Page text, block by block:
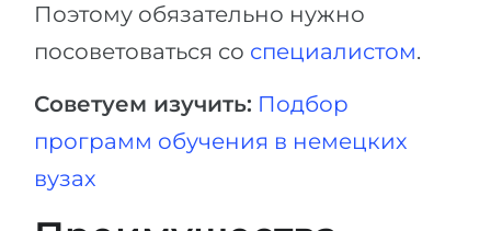
Поэтому обязательно нужно
посоветоваться со специалистом.
Советуем изучить: Подбор
программ обучения в немецких
вузах